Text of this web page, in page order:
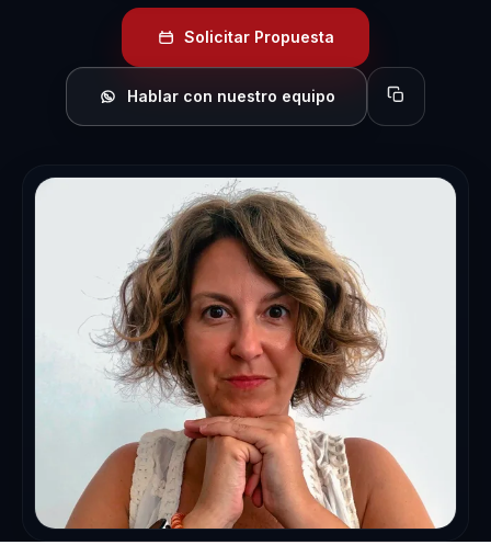
Solicitar Propuesta
Hablar con nuestro equipo Copiar perfil